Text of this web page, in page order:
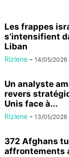
Les frappes
s’intensifient
Liban
Rizlene - 14/05/2026
Un analyste
revers
Unis face à...
Rizlene - 13/05/2026
372 Afghans
affrontements